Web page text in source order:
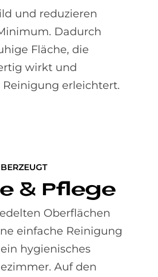
und reduzieren
Dadurch
Fläche, die
wirkt und
erleichtert.
& Pfle­ge
Oberflächen
einfache Reinigung
hygienisches
Auf den